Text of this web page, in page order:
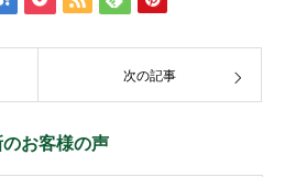
次の記事
お客様の声